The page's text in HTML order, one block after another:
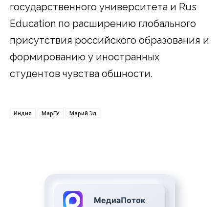
государственного университета и Rus
Education по расширению глобального
присутствия российского образования и
формированию у иностранных
студентов чувства общности.
Индия МарГУ Марий Эл
МедиаПоток